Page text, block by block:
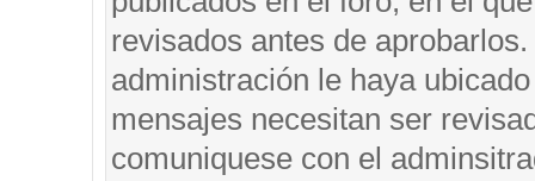
revisados antes de
administración le haya
mensajes necesitan ser
comuniquese con el